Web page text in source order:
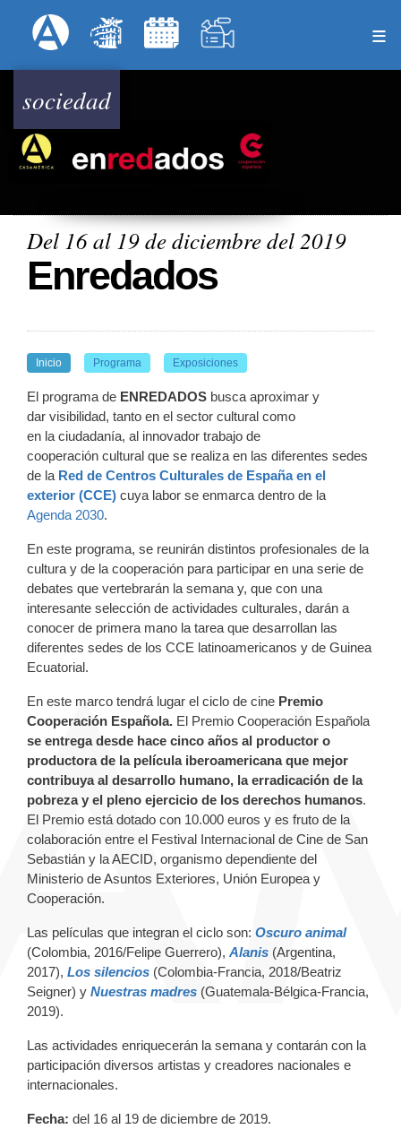
al
Menú Superior
sociedad
Del 16 al 19 de diciembre del 2019
Enredados
Inicio Programa Exposiciones
El programa de ENREDADOS busca aproximar y
dar visibilidad, tanto en el sector cultural como
en la ciudadanía, al innovador trabajo de
cooperación cultural que se realiza en las diferentes sedes
de la Red de Centros Culturales de España en el
exterior (CCE) cuya labor se enmarca dentro de la
Agenda 2030.
En este programa, se reunirán distintos profesionales de la
cultura y de la cooperación para participar en una serie de
debates que vertebrarán la semana y, que con una
interesante selección de actividades culturales, darán a
conocer de primera mano la tarea que desarrollan las
diferentes sedes de los CCE latinoamericanos y de Guinea
Ecuatorial.
En este marco tendrá lugar el ciclo de cine Premio
Cooperación Española. El Premio Cooperación Española
se entrega desde hace cinco años al productor o
productora de la película iberoamericana que mejor
contribuya al desarrollo humano, la erradicación de la
pobreza y el pleno ejercicio de los derechos humanos.
El Premio está dotado con 10.000 euros y es fruto de la
colaboración entre el Festival Internacional de Cine de San
Sebastián y la AECID, organismo dependiente del
Ministerio de Asuntos Exteriores, Unión Europea y
Cooperación.
Las películas que integran el ciclo son: Oscuro animal
(Colombia, 2016/Felipe Guerrero), Alanis (Argentina,
2017), Los silencios (Colombia-Francia, 2018/Beatriz
Seigner) y Nuestras madres (Guatemala-Bélgica-Francia,
2019).
Las actividades enriquecerán la semana y contarán con la
participación diversos artistas y creadores nacionales e
internacionales.
Fecha: del 16 al 19 de diciembre de 2019.